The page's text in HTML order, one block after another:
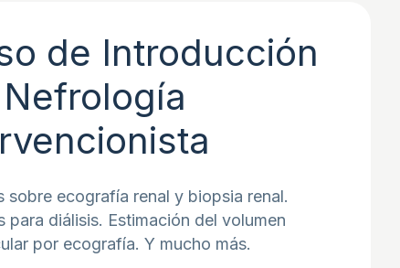
de Introducción
sobre ecografía renal y biopsia renal.
para diálisis. Estimación del volumen
por ecografía. Y mucho más.